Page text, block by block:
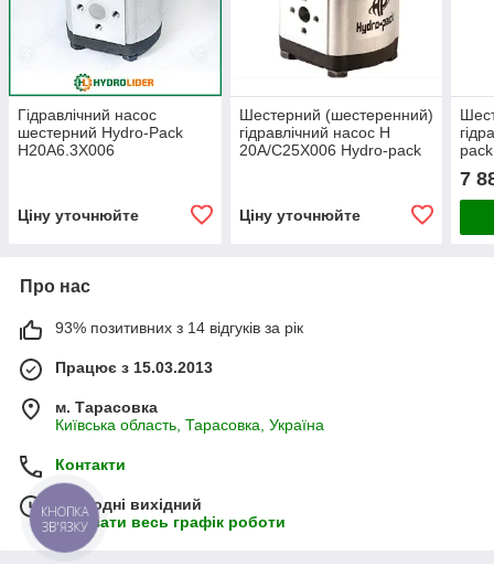
Гідравлічний насос
шестерний Hydro-Pack
H20A6.3X006
Ціну уточнюйте
Шестерний (шестеренний)
гідравлічний насос H
20A/C25X006 Hydro-pack
Ціну уточнюйте
7
Про нас
93% позитивних з 14 відгуків за рік
Працює з 15.03.2013
м. Тарасовка
Київська область, Тарасовка, Україна
Контакти
Сьогодні вихідний
Показати весь графік роботи
КНОПКА
ЗВ'ЯЗКУ